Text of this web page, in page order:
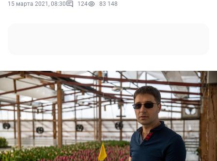
15 марта 2021, 08:30 124 83 148